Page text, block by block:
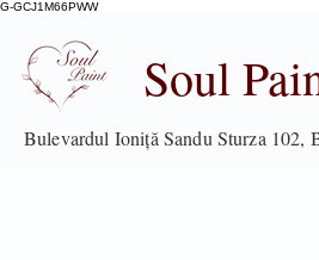
G-GCJ1M66PWW
Soul
Bulevardul Ioniță Sandu Sturza 102,